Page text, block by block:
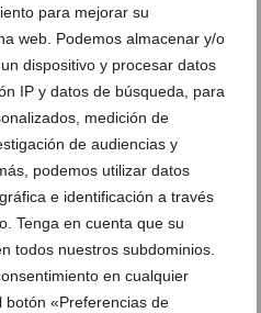
para mejorar su
web. Podemos almacenar y/o
dispositivo y procesar datos
IP y datos de búsqueda, para
medición de
de audiencias y
podemos utilizar datos
e identificación a través
Tenga en cuenta que su
todos nuestros subdominios.
en cualquier
botón «Preferencias de
toro y tres vacas de cada
Musicón' en el
Mengu hasta las 03:00
al Trinquet de Xàbia